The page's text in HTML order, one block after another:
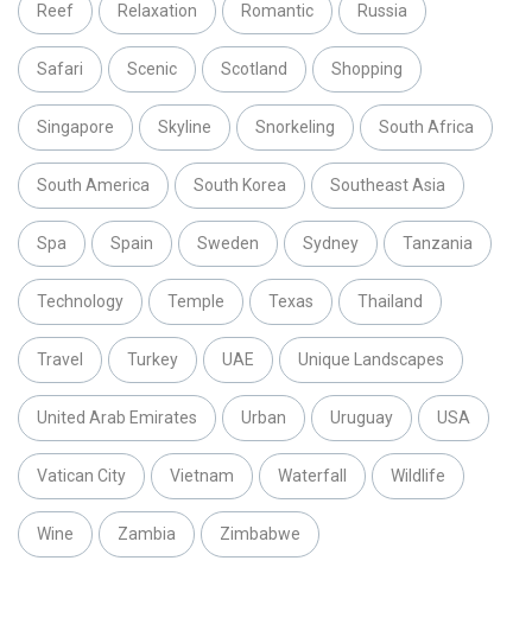
Reef Relaxation Romantic Russia
Safari Scenic Scotland Shopping
Singapore Skyline Snorkeling South Africa
South America South Korea Southeast Asia
Spa Spain Sweden Sydney Tanzania
Technology Temple Texas Thailand
Travel Turkey UAE Unique Landscapes
United Arab Emirates Urban Uruguay USA
Vatican City Vietnam Waterfall Wildlife
Wine Zambia Zimbabwe